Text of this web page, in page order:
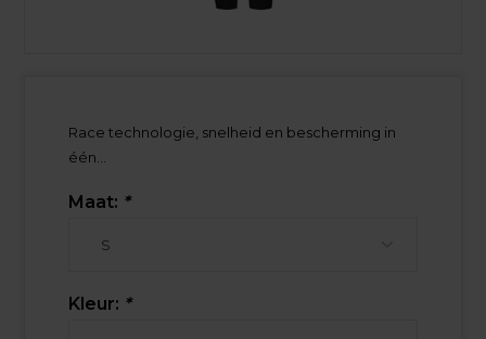
Race technologie, snelheid en bescherming in
één...
Maat: *
Kleur: *